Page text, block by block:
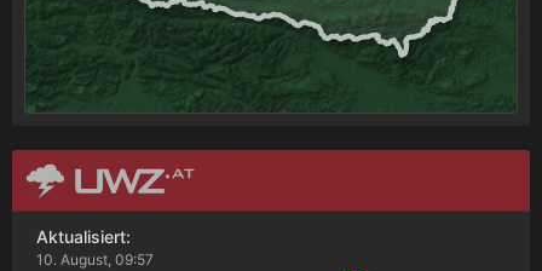
Aktualisiert:
10. August, 09:57